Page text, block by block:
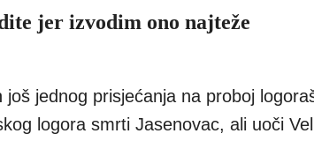
jer izvodim ono najteže
još jednog prisjećanja na proboj
logora smrti Jasenovac, ali uoči